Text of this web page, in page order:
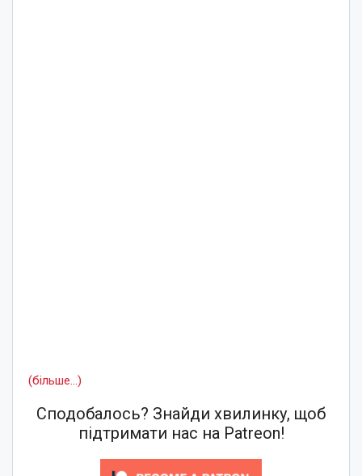
(більше…)
Сподобалось? Знайди хвилинку, щоб
підтримати нас на Patreon!